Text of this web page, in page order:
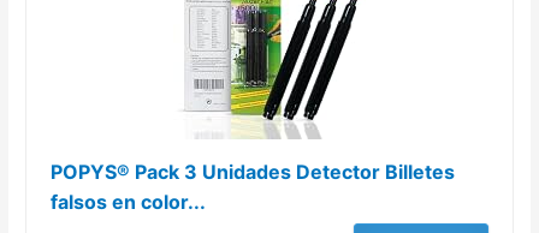
POPYS® Pack 3 Unidades Detector Billetes
falsos en color...